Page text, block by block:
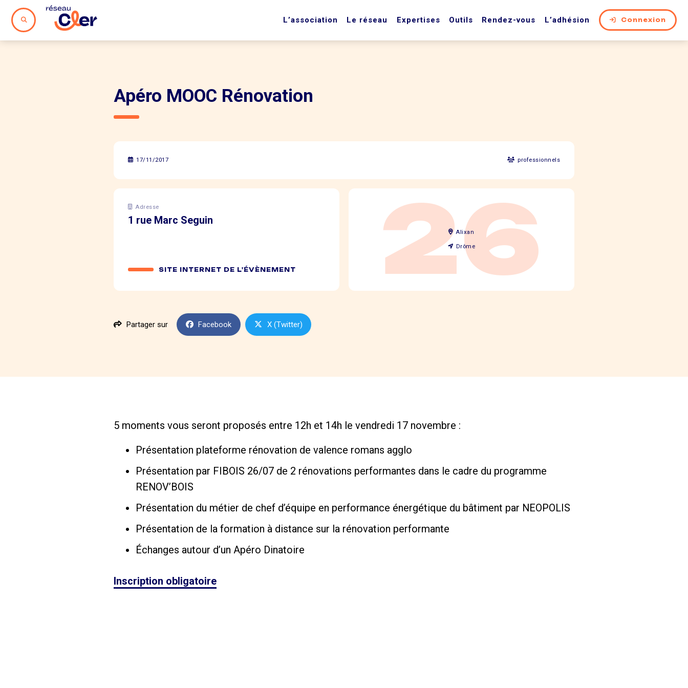
L’association Le réseau Expertises Outils Rendez-vous L’adhésion Connexion
Apéro MOOC Rénovation
17/11/2017 professionnels
Adresse
1 rue Marc Seguin
SITE INTERNET DE L'ÉVÈNEMENT 26
Alixan
Drôme
Partager sur Facebook X (Twitter)
5 moments vous seront proposés entre 12h et 14h le vendredi 17 novembre :
Présentation plateforme rénovation de valence romans agglo
Présentation par FIBOIS 26/07 de 2 rénovations performantes dans le cadre du programme
RENOV’BOIS
Présentation du métier de chef d’équipe en performance énergétique du bâtiment par NEOPOLIS
Présentation de la formation à distance sur la rénovation performante
Échanges autour d’un Apéro Dinatoire
Inscription obligatoire